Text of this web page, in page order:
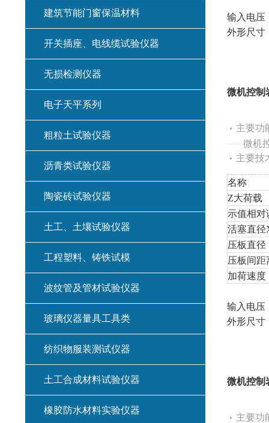
输入电
外形尺寸
微机控制
主要功
微机控
主要技
名称
Z大荷载
示值相对
活塞直径
压板直径
压板间距
加荷速度
输入电
外形尺寸
微机控制
主要功
建筑节能门窗保温材料
开关插座、电线缆试验仪器
无损检测仪器
电子天平系列
粗粒土试验仪器
沥青类试验仪器
陶瓷砖试验仪器
土工、土壤试验仪器
工程塑料、铸铁试模
波纹管及管材试验仪器
玻璃仪器量具工具类
纺织物服装测试仪器
土工合成材料试验仪器
橡胶防水材料实验仪器